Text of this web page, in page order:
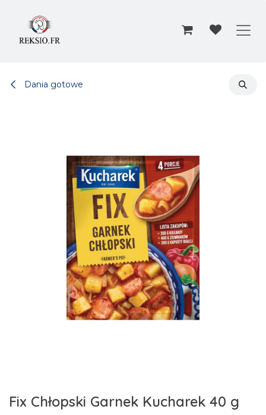
Dania gotowe
Fix Chłopski Garnek Kucharek 40 g